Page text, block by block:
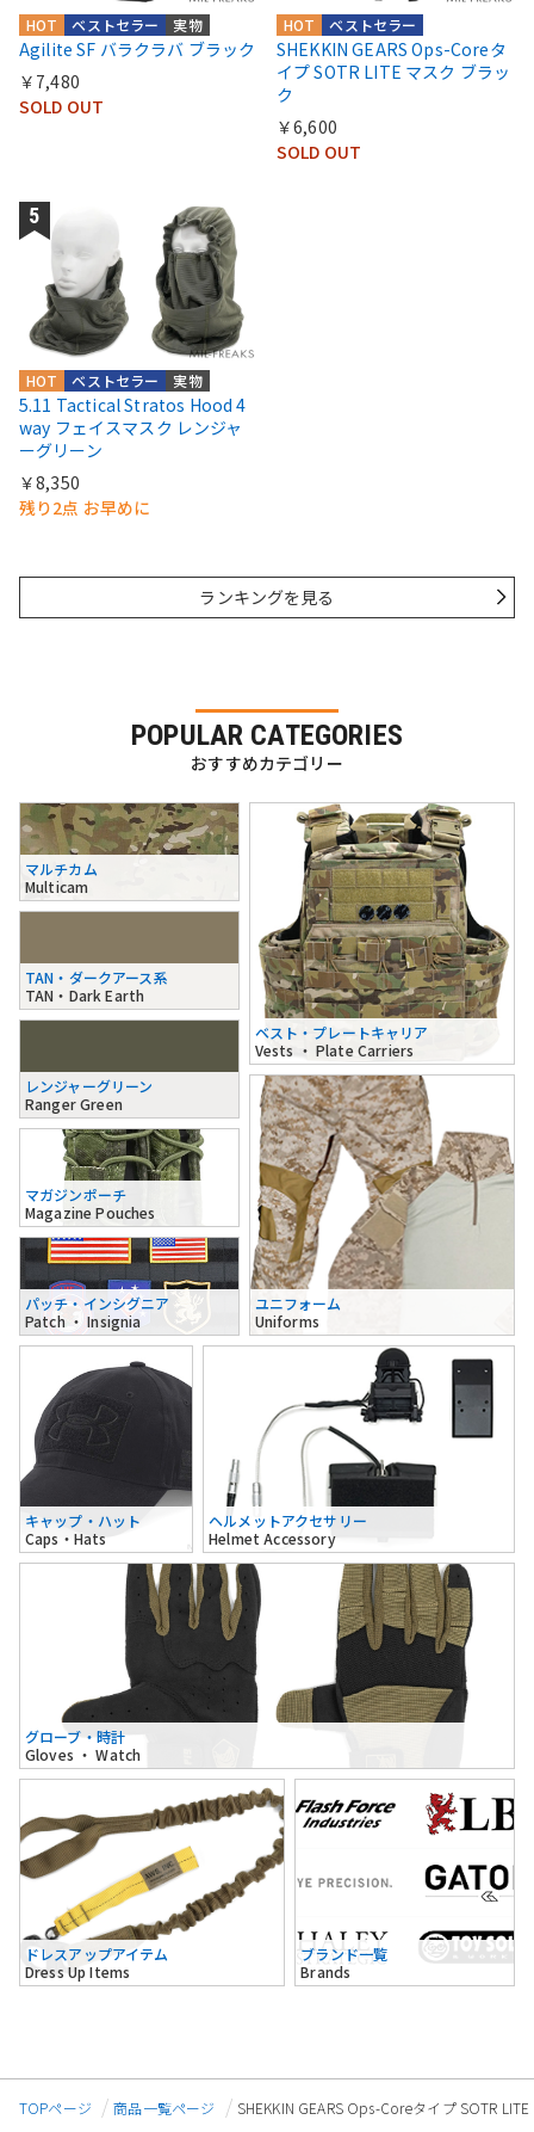
実物
ベストセラー
HOT
Agilite SF バラクラバ ブラック
￥7,480
SOLD OUT
ベストセラー
HOT
SHEKKIN GEARS Ops-Coreタ
イプ SOTR LITE マスク ブラッ
ク
￥6,600
SOLD OUT
実物
ベストセラー
HOT
5.11 Tactical Stratos Hood 4
way フェイスマスク レンジャ
ーグリーン
￥8,350
残り2点 お早めに
ランキングを見る
POPULAR CATEGORIES
おすすめカテゴリー
マルチカム
Multicam
TAN・ダークアース系
TAN・Dark Earth
レンジャーグリーン
Ranger Green
ベスト・プレートキャリア
Vests ・ Plate Carriers
マガジンポーチ
Magazine Pouches
パッチ・インシグニア
Patch ・ Insignia
ユニフォーム
Uniforms
キャップ・ハット
Caps・Hats
ヘルメットアクセサリー
Helmet Accessory
グローブ・時計
Gloves ・ Watch
ドレスアップアイテム
Dress Up Items
ブランド一覧
Brands
TOPページ 商品一覧ページ
SHEKKIN GEARS Ops-Coreタイプ SOTR